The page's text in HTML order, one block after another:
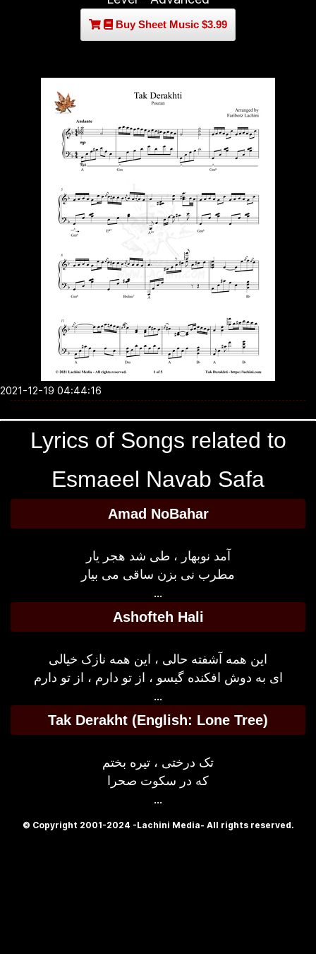
Buy Sheet Music $3.99
2021-12-19 04:44:16
Lyrics of Songs related to
Esmaeel Navab Safa
Amad NoBahar
آمد نوبهار ، طی شد هجر یار
مطرب نی بزن ساقی می بیار
...
Ashofteh Hali
این همه آشفته حالی ، این همه نازک خیالی
ای به دوش افکنده گیسو ، از تو دارم ، از تو دارم
...
Tak Derakht (English: Lone Tree)
تک درختی ، تیره بختم
که در سکوت صحرا
...
© Copyright 2001-2024 -Lachini Media- All rights reserved.